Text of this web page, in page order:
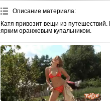
Описание материала:
Катя привозит вещи из
ярким оранжевым купальником.